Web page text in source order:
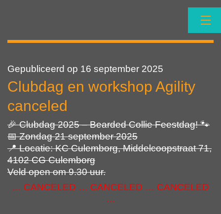
de
Gepubliceerd op 16 september 2025
Clubdag en workshop Agility
canceled
🎉 Clubdag 2025 – Bearded Collie Feestdag! 🐾
📅 Zondag 21 september 2025
📍 Locatie: KC Culemborg, Middelcoopstraat 71,
4102 CG Culemborg
Veld open om 9.30 uur.
… CANCELED … CANCELED … CANCELED
…